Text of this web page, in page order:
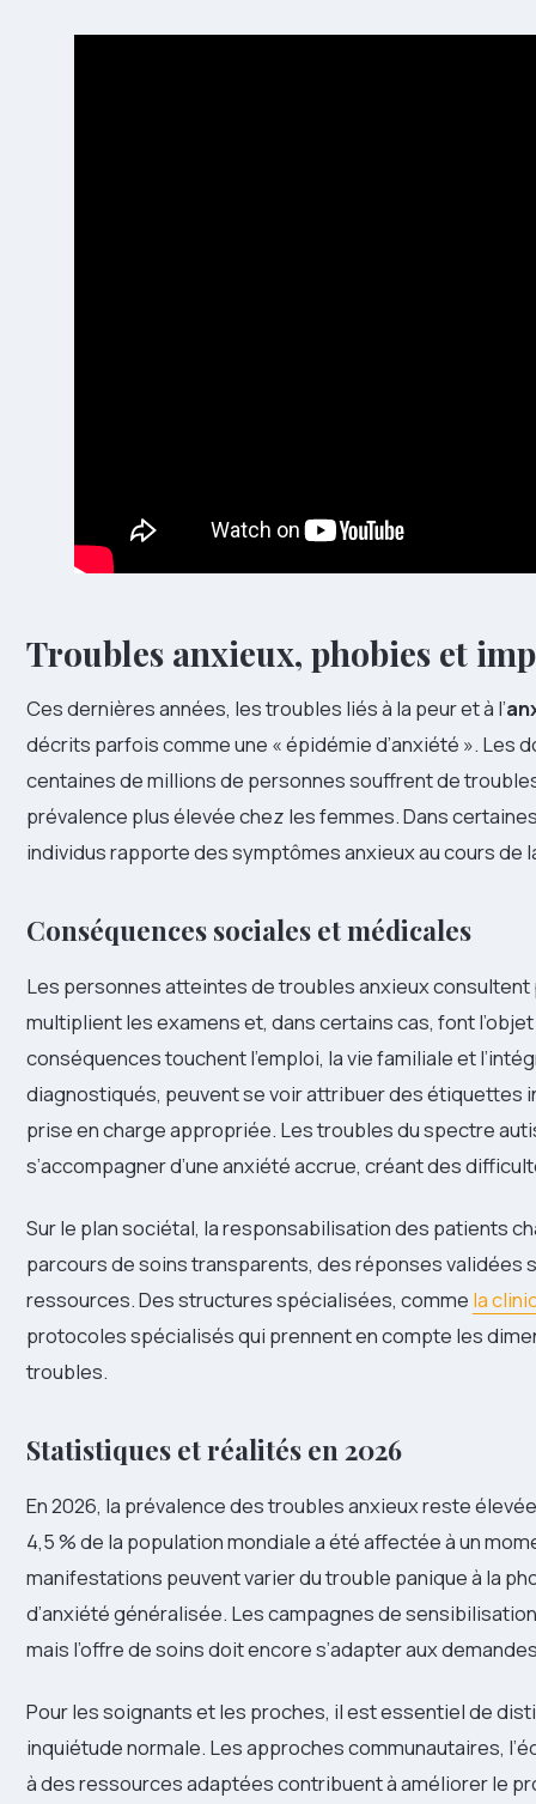
Troubles anxieux, phobies et
Ces dernières années, les troubles liés à la peur et à l’
décrits parfois comme une « épidémie d’anxiété ».
centaines de millions de personnes souffrent de
prévalence plus élevée chez les femmes. Dans
individus rapporte des symptômes anxieux au cours de
Conséquences sociales et médicales
Les personnes atteintes de troubles anxieux
multiplient les examens et, dans certains cas, font
conséquences touchent l’emploi, la vie familiale et
diagnostiqués, peuvent se voir attribuer des étiquettes
prise en charge appropriée. Les troubles du spectre
s’accompagner d’une anxiété accrue, créant des
Sur le plan sociétal, la responsabilisation des patients
parcours de soins transparents, des réponses
ressources. Des structures spécialisées, comme la
protocoles spécialisés qui prennent en compte les
troubles.
Statistiques et réalités en 2026
En 2026, la prévalence des troubles anxieux reste
4,5 % de la population mondiale a été affectée à un
manifestations peuvent varier du trouble panique à la
d’anxiété généralisée. Les campagnes de
mais l’offre de soins doit encore s’adapter aux
Pour les soignants et les proches, il est essentiel de
inquiétude normale. Les approches communautaires,
à des ressources adaptées contribuent à améliorer le